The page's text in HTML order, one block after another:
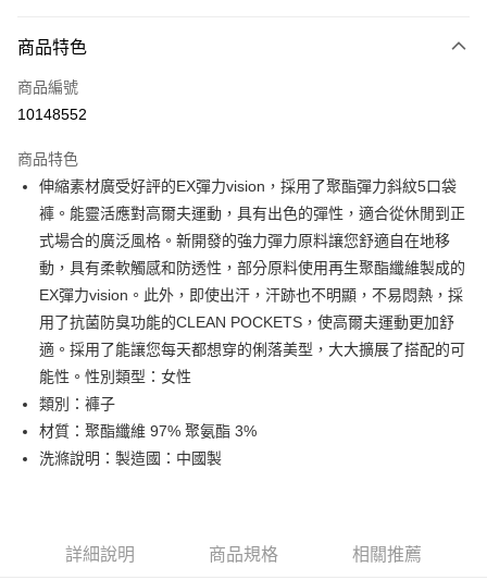
LINE Pay
Apple Pay
悠遊付
大哥付你分期
相關說明
【大哥付你分期使用說明】
1.本服務由台灣大哥大提供，台灣大哥大用戶可立即使用無須另外申請。
2.付款方式選擇「大哥付你分期」，訂單成立後會自動跳轉到大哥付的交易
流程，驗證手機門號後，選擇欲分期的期數、繳款截止日，確認付款後即完
成交易。
3.實際核准額度、可分期數及費用金額請依後續交易確認頁面所載為準。
4.訂單成立30分鐘內，如未前往確認交易或遇審核未通過，訂單將自動取
消。如遇「轉專審核」未通過狀況，表示未達大哥付你分期系統評分，恕無
【繳款方式說明】
1.分期款項不併入電信帳單，「大哥付你分期」於每月結算日後寄送繳費提
【注意事項】
AFTEE先享後付
相關說明
【關於「AFTEE先享後付」】
AFTEE先享後付是「在收到商品之後才付款」的支付方式。 讓您購物簡單
便利好安心！
１．簡單：不需註冊會員、不需綁卡、不需儲值。
２．便利：只要手機號碼，簡訊認證，即可結帳。
３．安心：先確認商品／服務後，再付款。
【「AFTEE先享後付」結帳流程】
３．收到繳費通知簡訊後14天內，點擊此簡訊中的連結，可透過四大超商／
ATM／網路銀行／等多元方式進行付款，方視為交易完成。
ATM付款
運送方式
全家取貨付款
免運費
商品特色
商品編號
10148552
商品特色
伸縮素材廣受好評的EX彈力vision，採用了聚酯彈力斜紋5口袋
褲。能靈活應對高爾夫運動，具有出色的彈性，適合從休閒到正
式場合的廣泛風格。新開發的強力彈力原料讓您舒適自在地移
動，具有柔軟觸感和防透性，部分原料使用再生聚酯纖維製成的
EX彈力vision。此外，即使出汗，汗跡也不明顯，不易悶熱，採
用了抗菌防臭功能的CLEAN POCKETS，使高爾夫運動更加舒
適。採用了能讓您每天都想穿的俐落美型，大大擴展了搭配的可
能性。性別類型：女性
類別：褲子
材質：聚酯纖維 97% 聚氨酯 3%
洗滌說明：製造國：中國製
詳細說明 商品規格 相關推薦